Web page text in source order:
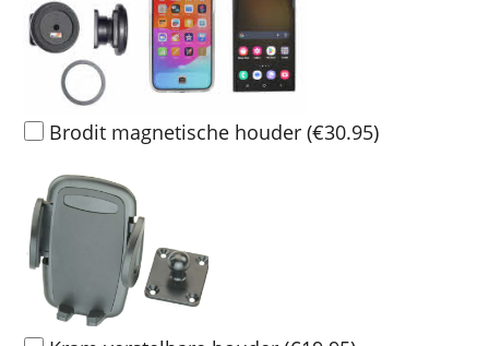
Brodit magnetische houder (€30.95)